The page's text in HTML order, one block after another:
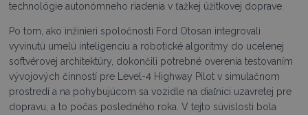
technológie autonómneho riadenia v ťažkej úžitkovej doprave.
Po tom, ako inžinieri spoločnosti Ford Otosan integrovali
vyvinutú umelú inteligenciu a robotické algoritmy do ucelenej
softvérovej architektúry, dokončili potrebné overenia testovaním
vývojových činností pre Level-4 Highway Pilot v simulačnom
prostredí a na pohybujúcom sa vozidle na diaľnici uzavretej pre
dopravu, a to počas posledného roka. V tejto súvislosti bola